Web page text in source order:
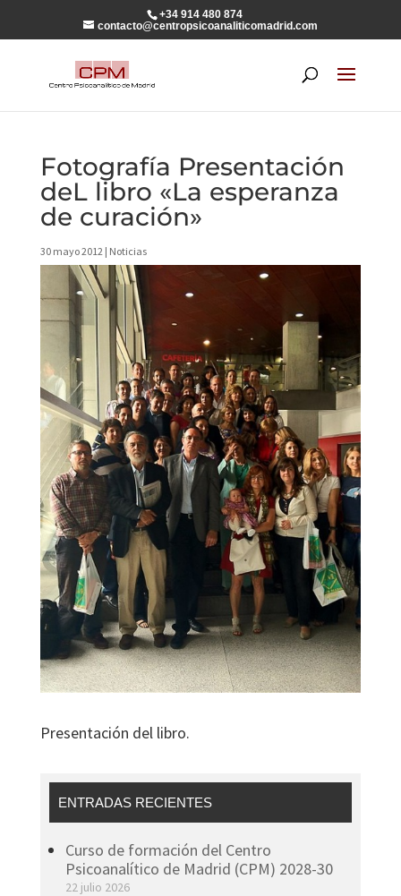
+34 914 480 874
contacto@centropsicoanaliticomadrid.com
Fotografía Presentación
deL libro «La esperanza
de curación»
30 mayo 2012| Noticias
Presentación del libro.
ENTRADAS RECIENTES
Curso de formación del Centro
Psicoanalítico de Madrid (CPM) 2028-30
22 julio 2026